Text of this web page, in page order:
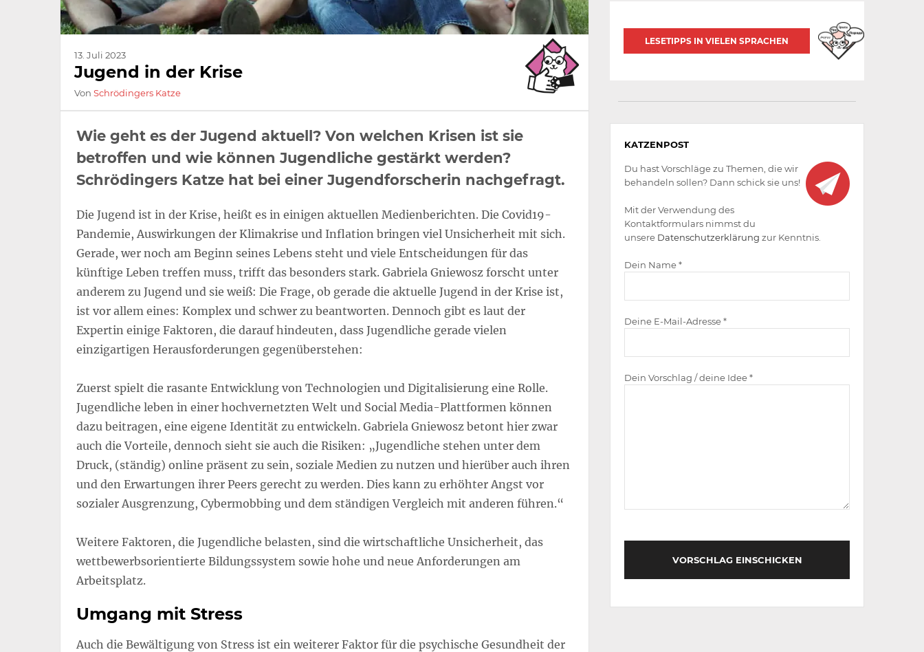
13. Juli 2023
Jugend in der Krise
Von Schrödingers Katze
Wie geht es der Jugend aktuell? Von welchen Krisen ist sie
betroffen und wie können Jugendliche gestärkt werden?
Schrödingers Katze hat bei einer Jugendforscherin nachgefragt.
Die Jugend ist in der Krise, heißt es in einigen aktuellen Medienberichten. Die Covid19-
Pandemie, Auswirkungen der Klimakrise und Inflation bringen viel Unsicherheit mit sich.
Gerade, wer noch am Beginn seines Lebens steht und viele Entscheidungen für das
künftige Leben treffen muss, trifft das besonders stark. Gabriela Gniewosz forscht unter
anderem zu Jugend und sie weiß: Die Frage, ob gerade die aktuelle Jugend in der Krise ist,
ist vor allem eines: Komplex und schwer zu beantworten. Dennoch gibt es laut der
Expertin einige Faktoren, die darauf hindeuten, dass Jugendliche gerade vielen
einzigartigen Herausforderungen gegenüberstehen:
Zuerst spielt die rasante Entwicklung von Technologien und Digitalisierung eine Rolle.
Jugendliche leben in einer hochvernetzten Welt und Social Media-Plattformen können
dazu beitragen, eine eigene Identität zu entwickeln. Gabriela Gniewosz betont hier zwar
auch die Vorteile, dennoch sieht sie auch die Risiken: „Jugendliche stehen unter dem
Druck, (ständig) online präsent zu sein, soziale Medien zu nutzen und hierüber auch ihren
und den Erwartungen ihrer Peers gerecht zu werden. Dies kann zu erhöhter Angst vor
sozialer Ausgrenzung, Cybermobbing und dem ständigen Vergleich mit anderen führen.“
Weitere Faktoren, die Jugendliche belasten, sind die wirtschaftliche Unsicherheit, das
wettbewerbsorientierte Bildungssystem sowie hohe und neue Anforderungen am
Arbeitsplatz.
Umgang mit Stress
Auch die Bewältigung von Stress ist ein weiterer Faktor für die psychische Gesundheit der
LESETIPPS IN VIELEN SPRACHEN
werden
KATZENPOST
Du hast Vorschläge zu Themen, die wir
behandeln sollen? Dann schick sie uns!
Mit der Verwendung des
Kontaktformulars nimmst du
unsere Datenschutzerklärung zur Kenntnis.
Dein Name *
Deine E-Mail-Adresse *
Dein Vorschlag / deine Idee *